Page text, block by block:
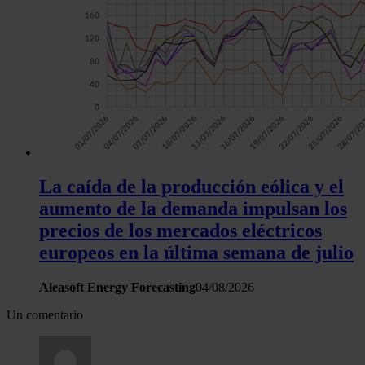
haya proporcionado o que hayan recopilado a partir del uso
hecho de sus servicios.
La caída de la producción eólica y el
aumento de la demanda impulsan los
precios de los mercados eléctricos
europeos en la última semana de julio
Aleasoft Energy Forecasting04/08/2026
Un comentario